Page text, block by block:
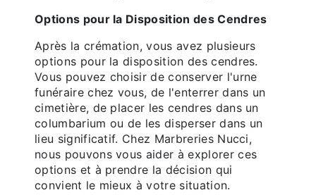
Options pour la Disposition des Cendres
Après la crémation, vous avez plusieurs
options pour la disposition des cendres.
Vous pouvez choisir de conserver l'urne
funéraire chez vous, de l'enterrer dans un
cimetière, de placer les cendres dans un
columbarium ou de les disperser dans un
lieu significatif. Chez Marbreries Nucci,
nous pouvons vous aider à explorer ces
options et à prendre la décision qui
convient le mieux à votre situation.